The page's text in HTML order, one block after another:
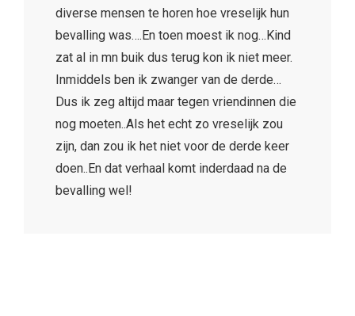
diverse mensen te horen hoe vreselijk hun
bevalling was….En toen moest ik nog…Kind
zat al in mn buik dus terug kon ik niet meer.
Inmiddels ben ik zwanger van de derde…
Dus ik zeg altijd maar tegen vriendinnen die
nog moeten..Als het echt zo vreselijk zou
zijn, dan zou ik het niet voor de derde keer
doen..En dat verhaal komt inderdaad na de
bevalling wel!